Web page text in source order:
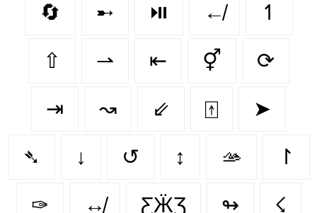
🔄 ➸ ⏯️ ↚ ↿
⇧ ⇀ ⇤ ⚥ ⟳
⇥ ↝ ⇙ ⍐ ➤
➴ ↓ ↺ ↕ 🫴 ↾
✑ ↮ ƸӜƷ ↬ ☇